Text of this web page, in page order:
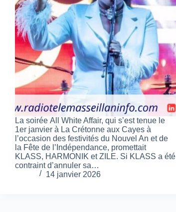
La soirée All White Affair, qui s’est tenue le
1er janvier à La Crétonne aux Cayes à
l’occasion des festivités du Nouvel An et de
la Fête de l’Indépendance, promettait
KLASS, HARMONIK et ZILE. Si KLASS a été
contraint d’annuler sa…
14 janvier 2026